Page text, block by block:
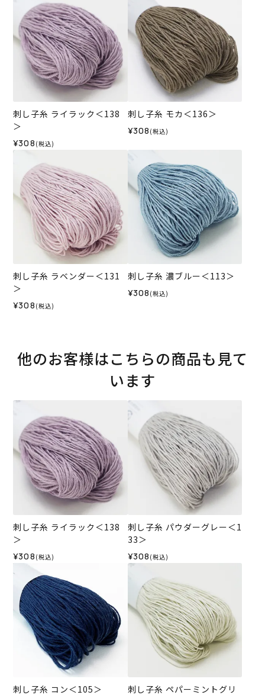
刺し子糸 ライラック＜138
＞
¥308 (税込)
刺し子糸 モカ＜136＞
¥308 (税込)
刺し子糸 ラベンダー＜131
＞
¥308 (税込)
刺し子糸 濃ブルー＜113＞
¥308 (税込)
他のお客様はこちらの商品も見て
います
刺し子糸 ライラック＜138
＞
¥308 (税込)
刺し子糸 パウダーグレー＜1
33＞
¥308 (税込)
刺し子糸 コン＜105＞
刺し子糸 ペパーミントグリ